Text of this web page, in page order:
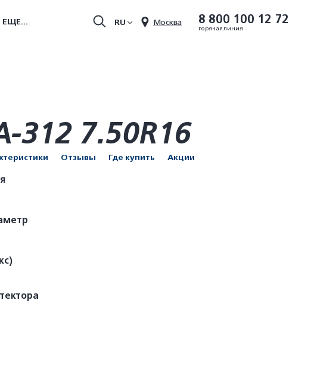
8 800 100 12 72
горячая линия
Москва
RU
ЕЩЕ...
7.50R16
Отзывы Где купить Акции